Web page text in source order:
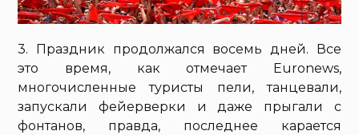
3. Праздник продолжался восемь дней. Все
это время, как отмечает Euronews,
многочисленные туристы пели, танцевали,
запускали фейерверки и даже прыгали с
фонтанов, правда, последнее карается